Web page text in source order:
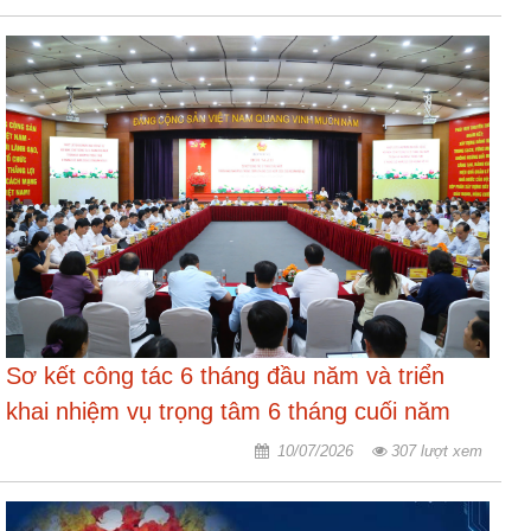
Sơ kết công tác 6 tháng đầu năm và triển
khai nhiệm vụ trọng tâm 6 tháng cuối năm
2026 toàn ngành Nội vụ
10/07/2026 307 lượt xem